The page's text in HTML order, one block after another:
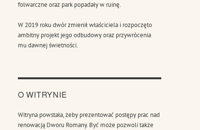
folwarczne oraz park popadały w ruinę.
W 2019 roku dwór zmienił właściciela i rozpoczęto
ambitny projekt jego odbudowy oraz przywrócenia
mu dawnej świetności.
O WITRYNIE
Witryna powstała, żeby prezentować postępy prac nad
renowacją Dworu Romany. Być może pozwoli także